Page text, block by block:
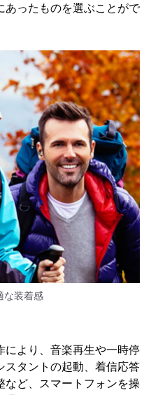
あったものを選ぶことがで
な装着感
により、音楽再生や一時停
スタントの起動、着信応答
など、スマートフォンを操